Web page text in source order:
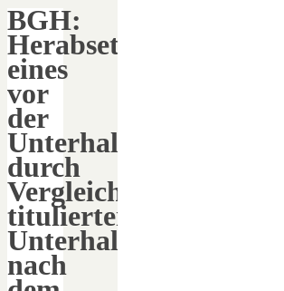
BGH:
Herabsetzung
eines
vor
der
Unterhaltsrechtsreform
durch
Vergleich
titulierten
Unterhaltsanspruchs
nach